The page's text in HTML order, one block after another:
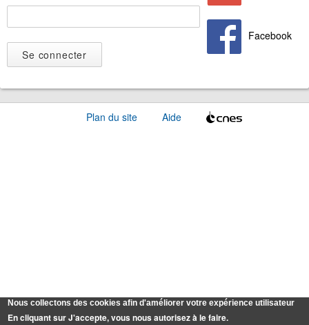
Facebook
Plan du site Aide
Nous collectons des cookies afin d'améliorer votre expérience utilisateur
En cliquant sur J'accepte, vous nous autorisez à le faire.